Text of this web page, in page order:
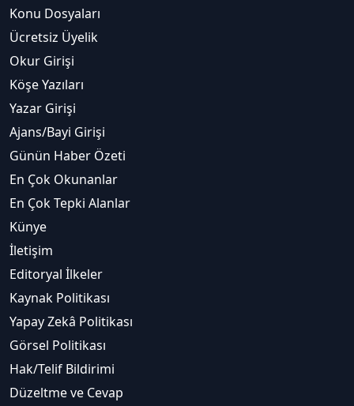
Konu Dosyaları
Ücretsiz Üyelik
Okur Girişi
Köşe Yazıları
Yazar Girişi
Ajans/Bayi Girişi
Günün Haber Özeti
En Çok Okunanlar
En Çok Tepki Alanlar
Künye
İletişim
Editoryal İlkeler
Kaynak Politikası
Yapay Zekâ Politikası
Görsel Politikası
Hak/Telif Bildirimi
Düzeltme ve Cevap